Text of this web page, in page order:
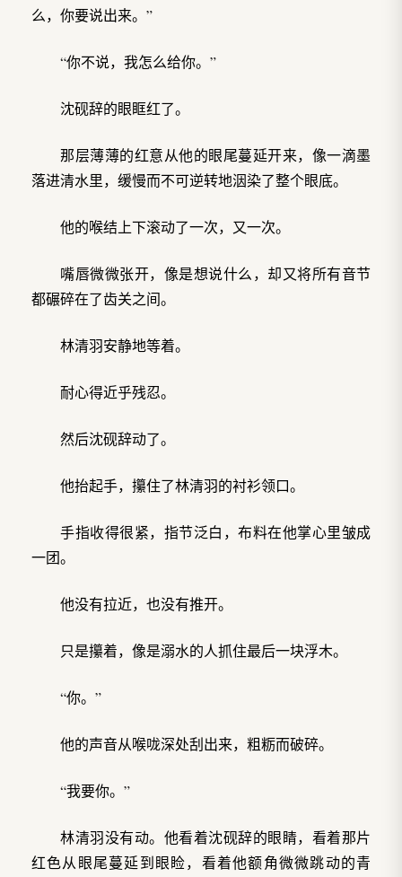
么，你要说出来。”
“你不说，我怎么给你。”
沈砚辞的眼眶红了。
那层薄薄的红意从他的眼尾蔓延开来，像一滴墨
落进清水里，缓慢而不可逆转地洇染了整个眼底。
他的喉结上下滚动了一次，又一次。
嘴唇微微张开，像是想说什么，却又将所有音节
都碾碎在了齿关之间。
林清羽安静地等着。
耐心得近乎残忍。
然后沈砚辞动了。
他抬起手，攥住了林清羽的衬衫领口。
手指收得很紧，指节泛白，布料在他掌心里皱成
一团。
他没有拉近，也没有推开。
只是攥着，像是溺水的人抓住最后一块浮木。
“你。”
他的声音从喉咙深处刮出来，粗粝而破碎。
“我要你。”
林清羽没有动。他看着沈砚辞的眼睛，看着那片
红色从眼尾蔓延到眼睑，看着他额角微微跳动的青